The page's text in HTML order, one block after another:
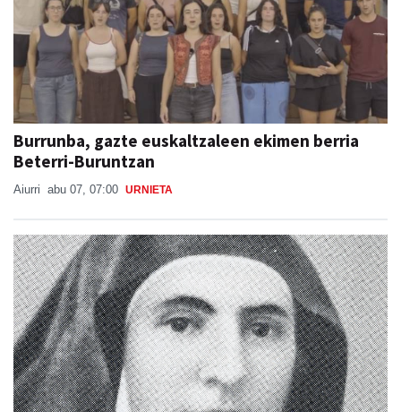
Burrunba, gazte euskaltzaleen ekimen berria
Beterri-Buruntzan
Aiurri abu 07, 07:00 URNIETA